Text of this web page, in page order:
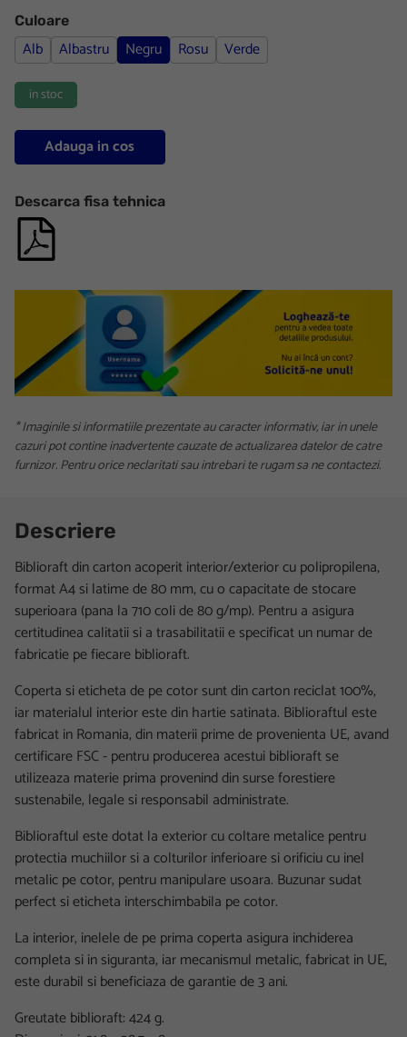
Culoare
Alb Albastru Negru Rosu Verde
in stoc
Adauga in cos
Descarca fisa tehnica
* Imaginile si informatiile prezentate au caracter informativ, iar in unele
cazuri pot contine inadvertente cauzate de actualizarea datelor de catre
furnizor. Pentru orice neclaritati sau intrebari te rugam sa ne contactezi.
Descriere
Biblioraft din carton acoperit interior/exterior cu polipropilena,
format A4 si latime de 80 mm, cu o capacitate de stocare
superioara (pana la 710 coli de 80 g/mp). Pentru a asigura
certitudinea calitatii si a trasabilitatii e specificat un numar de
fabricatie pe fiecare biblioraft.
Coperta si eticheta de pe cotor sunt din carton reciclat 100%,
iar materialul interior este din hartie satinata. Biblioraftul este
fabricat in Romania, din materii prime de provenienta UE, avand
certificare FSC - pentru producerea acestui biblioraft se
utilizeaza materie prima provenind din surse forestiere
sustenabile, legale si responsabil administrate.
Biblioraftul este dotat la exterior cu coltare metalice pentru
protectia muchiilor si a colturilor inferioare si orificiu cu inel
metalic pe cotor, pentru manipulare usoara. Buzunar sudat
perfect si eticheta interschimbabila pe cotor.
La interior, inelele de pe prima coperta asigura inchiderea
completa si in siguranta, iar mecanismul metalic, fabricat in UE,
este durabil si beneficiaza de garantie de 3 ani.
Greutate biblioraft: 424 g.